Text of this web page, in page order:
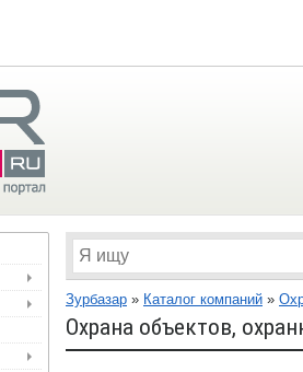
Зурбазар » Каталог компаний »
Охрана объектов,